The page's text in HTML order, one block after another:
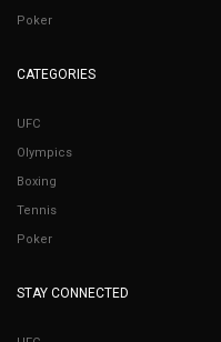
Poker
CATEGORIES
UFC
Olympics
Boxing
Tennis
Poker
STAY CONNECTED